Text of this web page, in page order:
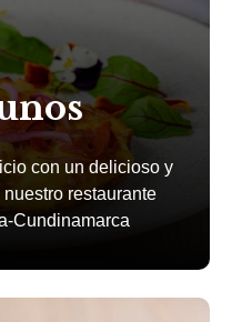
con un delicioso y
restaurante
Cundinamarca